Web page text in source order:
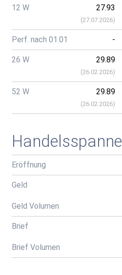
12 W 27.93
(27.07.2026)
Perf. nach 01.01 -
26 W 29.89
(26.02.2026)
52 W 29.89
(26.02.2026)
Handelsspanne
Eröffnung
Geld
Geld Volumen
Brief
Brief Volumen